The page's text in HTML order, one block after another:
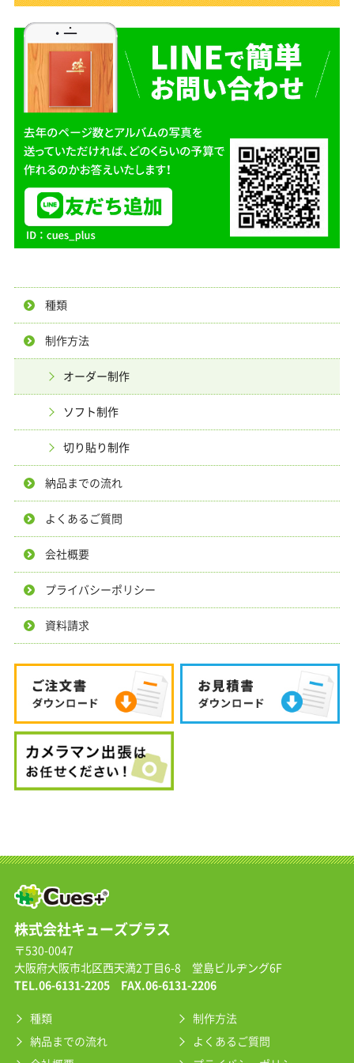
種類
制作方法
オーダー制作
ソフト制作
切り貼り制作
納品までの流れ
よくあるご質問
会社概要
プライバシーポリシー
資料請求
株式会社キューズプラス
〒530-0047
大阪府大阪市北区西天満2丁目6-8 堂島ビルヂング6F
TEL. 06-6131-2205FAX.06-6131-2206
種類 制作方法
納品までの流れ よくあるご質問